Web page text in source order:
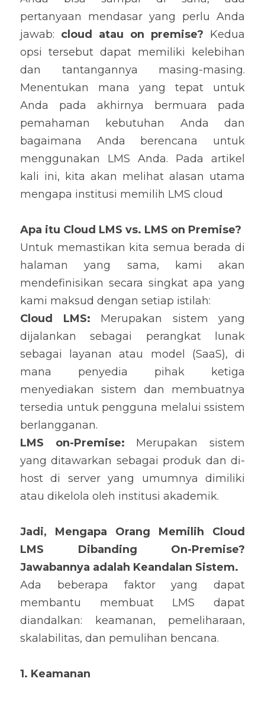
pertanyaan mendasar yang perlu Anda
jawab: cloud atau on premise? Kedua
opsi tersebut dapat memiliki kelebihan
dan tantangannya masing-masing.
Menentukan mana yang tepat untuk
Anda pada akhirnya bermuara pada
pemahaman kebutuhan Anda dan
bagaimana Anda berencana untuk
menggunakan LMS Anda. Pada artikel
kali ini, kita akan melihat alasan utama
mengapa institusi memilih LMS cloud
Apa itu Cloud LMS vs. LMS on Premise?
Untuk memastikan kita semua berada di
halaman yang sama, kami akan
mendefinisikan secara singkat apa yang
kami maksud dengan setiap istilah:
Cloud LMS: Merupakan sistem yang
dijalankan sebagai perangkat lunak
sebagai layanan atau model (SaaS), di
mana penyedia pihak ketiga
menyediakan sistem dan membuatnya
tersedia untuk pengguna melalui ssistem
berlangganan.
LMS on-Premise: Merupakan sistem
yang ditawarkan sebagai produk dan di-
host di server yang umumnya dimiliki
atau dikelola oleh institusi akademik.
Jadi, Mengapa Orang Memilih Cloud
LMS Dibanding On-Premise?
Jawabannya adalah Keandalan Sistem.
Ada beberapa faktor yang dapat
membantu membuat LMS dapat
diandalkan: keamanan, pemeliharaan,
skalabilitas, dan pemulihan bencana.
1. Keamanan